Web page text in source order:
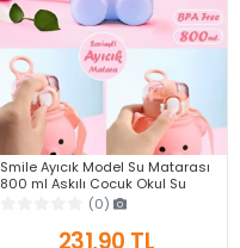
Smile Ayıcık Model Su Matarası
800 ml Askılı Çocuk Okul Su
Şişesi Sızdırmaz Kapaklı
Ergonomik Suluk
(0)
231,90 TL